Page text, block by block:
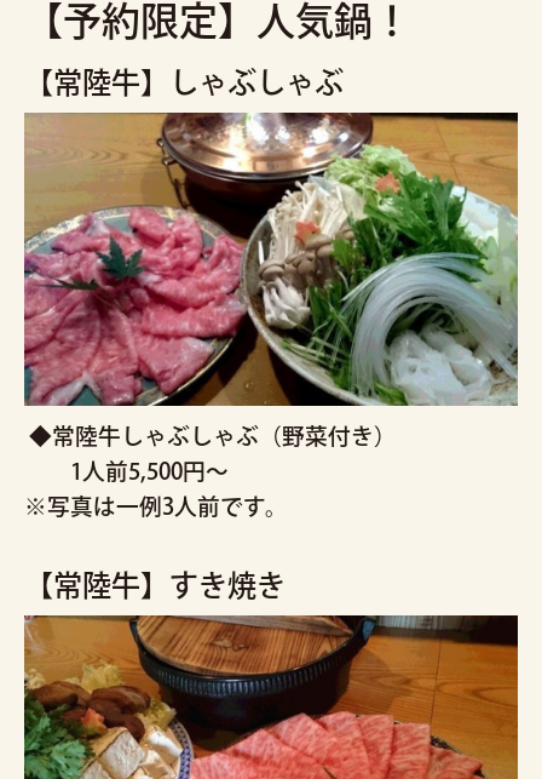
【予約限定】人気鍋！
【常陸牛】しゃぶしゃぶ
◆常陸牛しゃぶしゃぶ（野菜付き）
1人前5,500円～
※写真は一例3人前です。
【常陸牛】すき焼き